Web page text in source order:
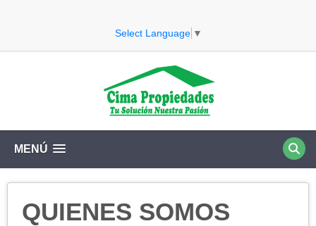
Select Language ▼
MENÚ
QUIENES SOMOS